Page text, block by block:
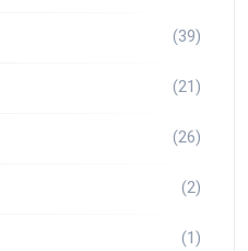
(39)
(21)
(26)
(2)
(1)